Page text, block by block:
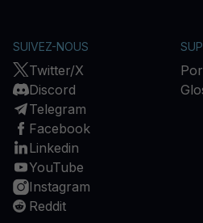
SUIVEZ-NOUS
Twitter/X
Discord
Telegram
Facebook
Linkedin
YouTube
Instagram
Reddit